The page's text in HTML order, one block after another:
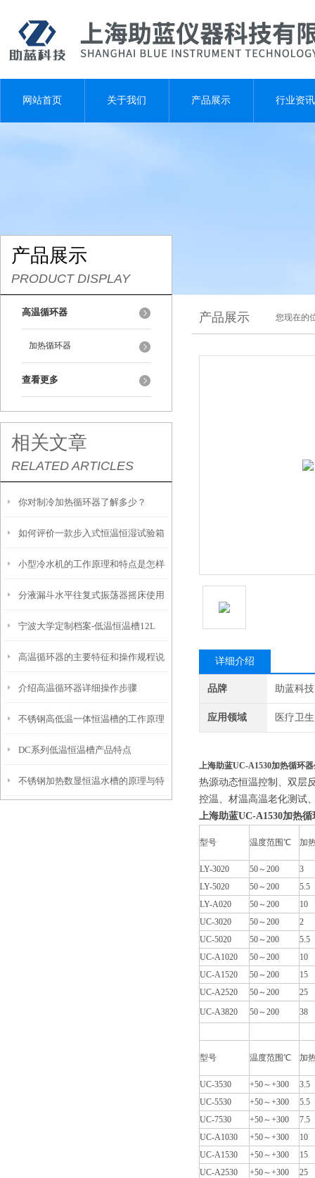
网站首页 关于我们 产品展示 行业资讯
产品展示
PRODUCT DISPLAY
高温循环器
加热循环器
查看更多
相关文章
RELATED ARTICLES
你对制冷加热循环器了解多少？
如何评价一款步入式恒温恒湿试验箱
的好坏？
小型冷水机的工作原理和特点是怎样
的？
分液漏斗水平往复式振荡器摇床使用
时需要注意这几点
宁波大学定制档案-低温恒温槽12L
高温循环器的主要特征和操作规程说
明
介绍高温循环器详细操作步骤
不锈钢高低温一体恒温槽的工作原理
和控制系统介绍
DC系列低温恒温槽产品特点
不锈钢加热数显恒温水槽的原理与特
产品展示 您现在的
详细介绍
品牌 助蓝科技
应用领域 医疗卫
上海助蓝UC-A1530加热循环
热源动态恒温控制、双层
控温、材温高温老化测试
上海助蓝UC-A1530加热
型号 温度范围℃ 加
LY-3020 50～200
3
LY-5020
50～200
5.5
LY-A020
50～200
10
UC-3020
50～200
2
UC-5020
50～200
5.5
UC-A1020
50～200
10
UC-A1520
50～200
15
UC-A2520
50～200
25
UC-A3820
50～200 38
型号 温度范围℃ 加
UC-3530 +50～+300
3.5
UC-5530
+50～+300
5.5
UC-7530
+50～+300
7.5
UC-A1030
+50～+300
10
UC-A1530
+50～+300
15
UC-A2530
+50～+300
25